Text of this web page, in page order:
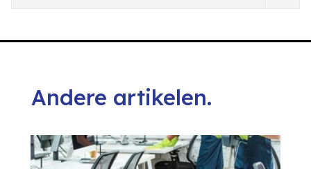
Andere artikelen.